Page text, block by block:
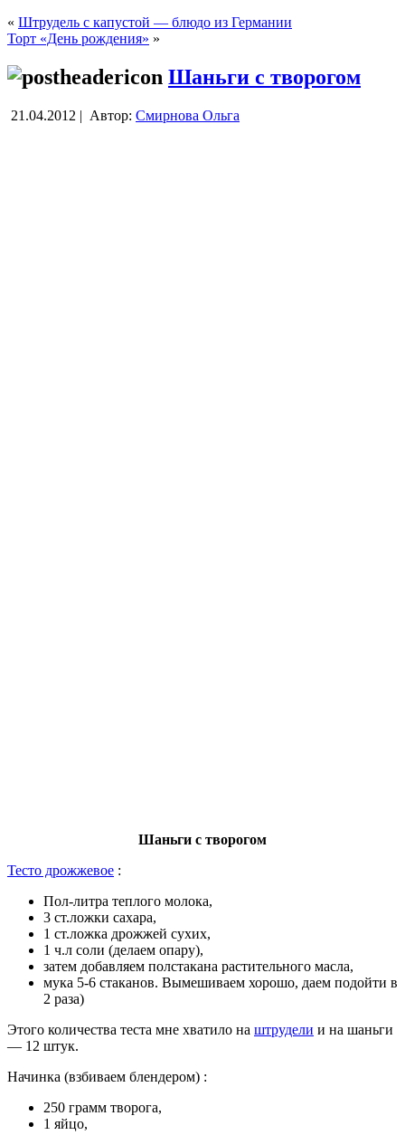
« Штрудель с капустой — блюдо из Германии
Торт «День рождения» »
Шаньги с творогом
21.04.2012 | Автор: Смирнова Ольга
Шаньги с творогом
Тесто дрожжевое :
Пол-литра теплого молока,
3 ст.ложки сахара,
1 ст.ложка дрожжей сухих,
1 ч.л соли (делаем опару),
затем добавляем полстакана растительного масла,
мука 5-6 стаканов. Вымешиваем хорошо, даем подойти в
2 раза)
Этого количества теста мне хватило на штрудели и на шаньги
— 12 штук.
Начинка (взбиваем блендером) :
250 грамм творога,
1 яйцо,